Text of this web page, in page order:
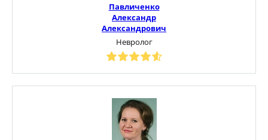
Павличенко
Александр
Александрович
Невролог